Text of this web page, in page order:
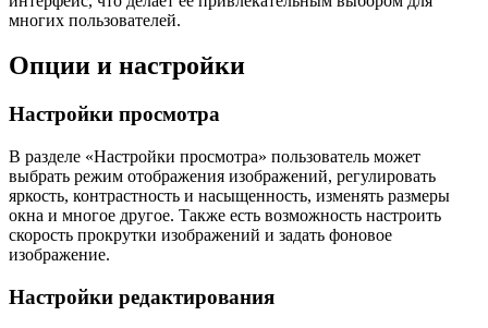
многих пользователей.
Опции и настройки
Настройки просмотра
В разделе «Настройки просмотра» пользователь может
выбрать режим отображения изображений, регулировать
яркость, контрастность и насыщенность, изменять размеры
окна и многое другое. Также есть возможность настроить
скорость прокрутки изображений и задать фоновое
изображение.
Настройки редактирования